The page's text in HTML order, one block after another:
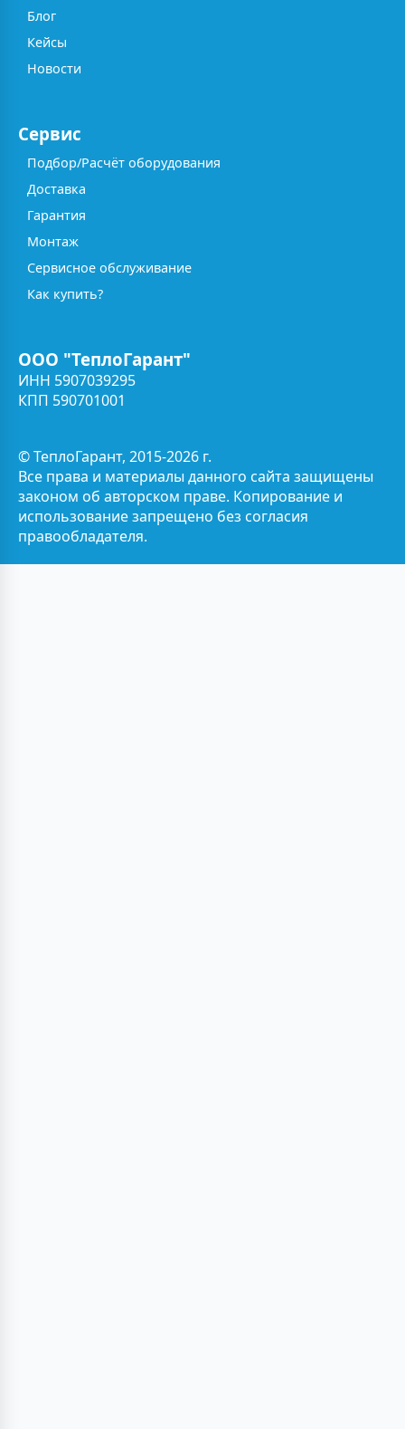
Блог
Кейсы
Новости
Сервис
Подбор/Расчёт оборудования
Доставка
Гарантия
Монтаж
Сервисное обслуживание
Как купить?
ООО "ТеплоГарант"
ИНН 5907039295
КПП 590701001
© ТеплоГарант, 2015-2026 г.
Все права и материалы данного сайта защищены
законом об авторском праве. Копирование и
использование запрещено без согласия
правообладателя.